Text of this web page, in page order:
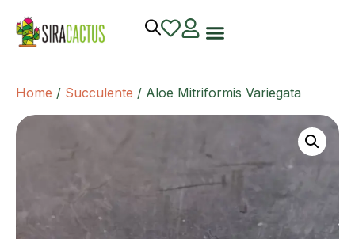
Home / Succulente / Aloe Mitriformis Variegata